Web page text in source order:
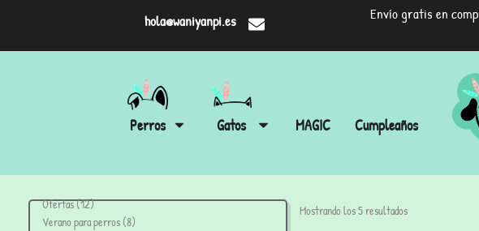
hola@waniyanpi.es Envío gratis en
Perros Gatos MAGIC Cumpleaños
Ofertas 12
Verano para perros 8
Mostrando los 5 resultados